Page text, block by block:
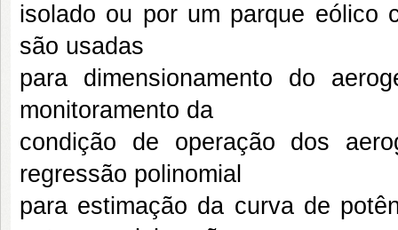
isolado ou por um parque eólico
são usadas
para dimensionamento do
monitoramento da
condição de operação dos
regressão polinomial
para estimação da curva de